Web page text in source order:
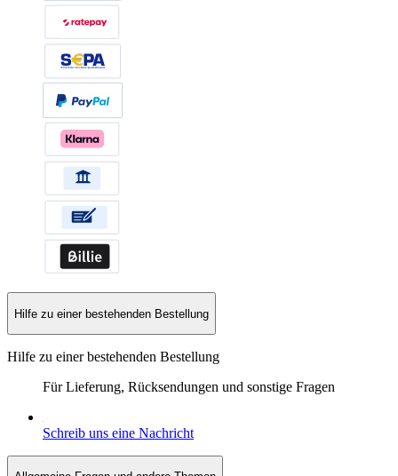
Hilfe zu einer bestehenden Bestellung
Hilfe zu einer bestehenden Bestellung
Für Lieferung, Rücksendungen und sonstige Fragen
Schreib uns eine Nachricht